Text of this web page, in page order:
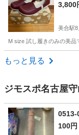
3,800
美合駅8
M size 試し履きのみの美品
愛知 岡崎市
もっと見る
ジモスポ名古屋
0513-
100円